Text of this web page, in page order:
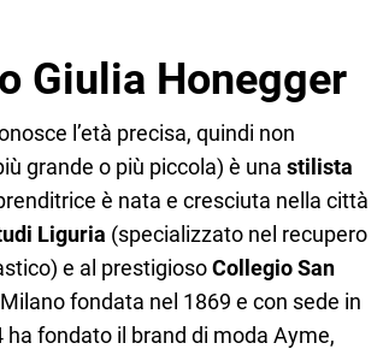
Giulia Honegger
l’età precisa, quindi non
grande o più piccola) è una stilista
è nata e cresciuta nella città
Liguria (specializzato nel recupero
e al prestigiosoCollegio San
fondata nel 1869 e con sede in
fondato il brand di moda Ayme,